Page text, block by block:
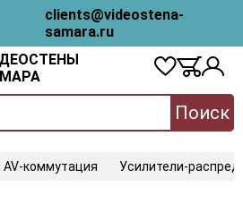
clients@videostena-
samara.ru
Поиск
AV-коммутация Усилители-